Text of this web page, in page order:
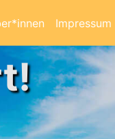
Impressum